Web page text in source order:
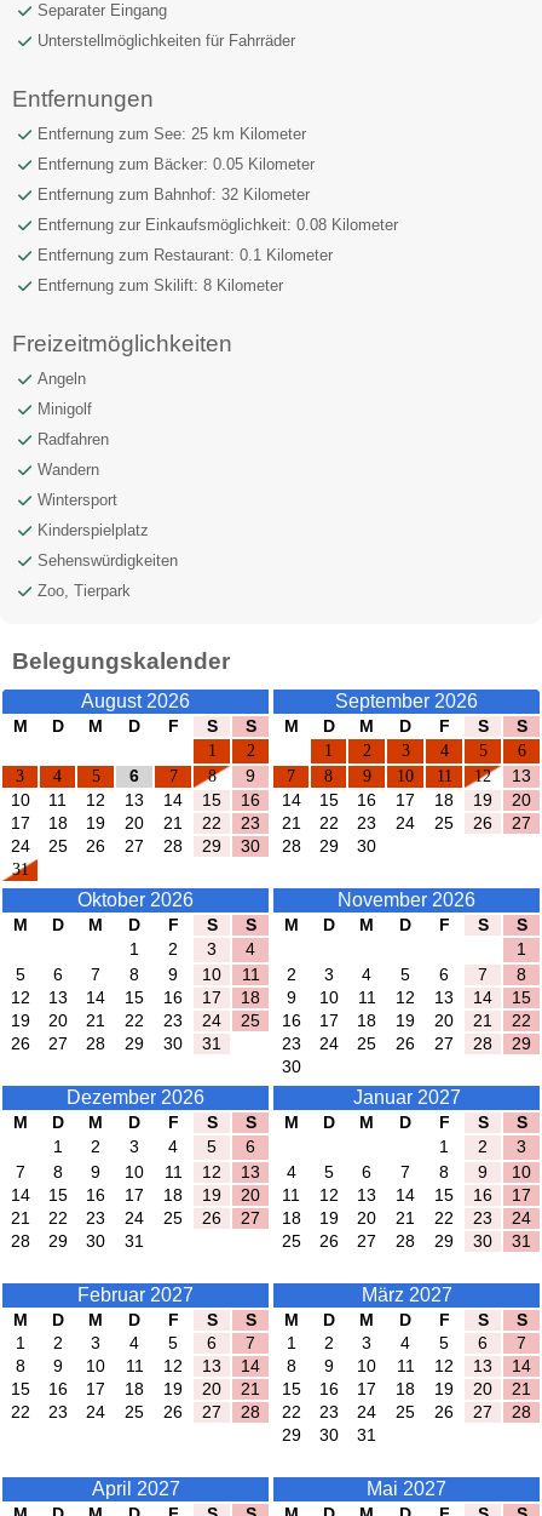
Separater Eingang
Unterstellmöglichkeiten für Fahrräder
Entfernungen
Entfernung zum See: 25 km Kilometer
Entfernung zum Bäcker: 0.05 Kilometer
Entfernung zum Bahnhof: 32 Kilometer
Entfernung zur Einkaufsmöglichkeit: 0.08 Kilometer
Entfernung zum Restaurant: 0.1 Kilometer
Entfernung zum Skilift: 8 Kilometer
Freizeitmöglichkeiten
Angeln
Minigolf
Radfahren
Wandern
Wintersport
Kinderspielplatz
Sehenswürdigkeiten
Zoo, Tierpark
Belegungskalender
August 2026
M D M D F S
S
1
2
3
4 5 6 7 8
9
10
11 12 13 14 15
16
17
18 19 20 21 22
23
24
25 26 27 28 29
30
31
September 2026
M D M D F S
S
1
2 3 4 5
6
7
8 9 10 11 12
13
14
15 16 17 18 19
20
21
22 23 24 25 26
27
28
29 30
Oktober 2026
M D M D F S
S
1
2 3
4
5
6 7 8 9 10
11
12
13 14 15 16 17
18
19
20 21 22 23 24
25
26
27 28 29 30 31
November 2026
M D M D F S
S
1
2
3 4 5 6 7
8
9
10 11 12 13 14
15
16
17 18 19 20 21
22
23
24 25 26 27 28
29
30
Dezember 2026
M D M D F S
S
1
2 3 4 5
6
7
8 9 10 11 12
13
14
15 16 17 18 19
20
21
22 23 24 25 26
27
28
29 30 31
Januar 2027
M D M D F S
S
1
2
3
4
5 6 7 8 9
10
11
12 13 14 15 16
17
18
19 20 21 22 23
24
25
26 27 28 29 30 31
Februar 2027
M D M D F S
S
1
2 3 4 5 6
7
8
9 10 11 12 13
14
15
16 17 18 19 20
21
22
23 24 25 26 27 28
März 2027
M D M D F S
S
1
2 3 4 5 6
7
8
9 10 11 12 13
14
15
16 17 18 19 20
21
22
23 24 25 26 27
28
29
30 31
April 2027 Mai 2027